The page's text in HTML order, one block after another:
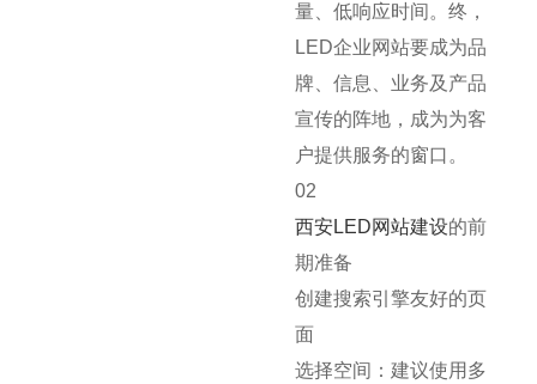
量、低响应时间。终，
LED企业网站要成为品
牌、信息、业务及产品
宣传的阵地，成为为客
户提供服务的窗口。
02
西安LED网站建设的前
期准备
创建搜索引擎友好的页
面
选择空间：建议使用多